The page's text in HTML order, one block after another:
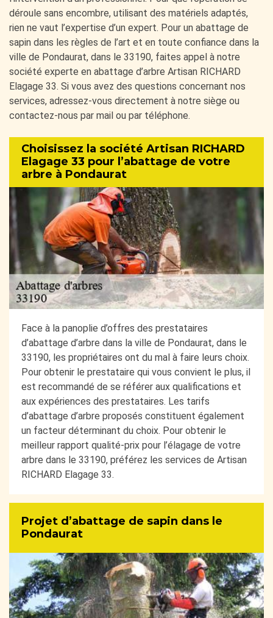
déroule sans encombre, utilisant des matériels adaptés,
rien ne vaut l’expertise d’un expert. Pour un abattage de
sapin dans les règles de l’art et en toute confiance dans la
ville de Pondaurat, dans le 33190, faites appel à notre
société experte en abattage d’arbre Artisan RICHARD
Elagage 33. Si vous avez des questions concernant nos
services, adressez-vous directement à notre siège ou
contactez-nous par mail ou par téléphone.
Choisissez la société Artisan RICHARD
Elagage 33 pour l’abattage de votre
arbre à Pondaurat
Face à la panoplie d’offres des prestataires
d’abattage d’arbre dans la ville de Pondaurat, dans le
33190, les propriétaires ont du mal à faire leurs choix.
Pour obtenir le prestataire qui vous convient le plus, il
est recommandé de se référer aux qualifications et
aux expériences des prestataires. Les tarifs
d’abattage d’arbre proposés constituent également
un facteur déterminant du choix. Pour obtenir le
meilleur rapport qualité-prix pour l’élagage de votre
arbre dans le 33190, préférez les services de Artisan
RICHARD Elagage 33.
Projet d’abattage de sapin dans le
Pondaurat